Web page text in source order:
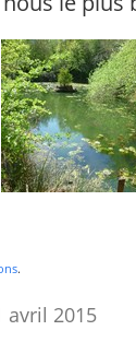
.
avril 2015